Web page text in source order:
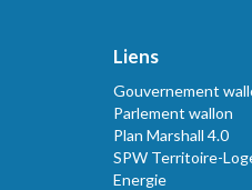
Liens
Gouvernement
Parlement wallon
Plan Marshall 4.0
SPW Territoire-
Energie